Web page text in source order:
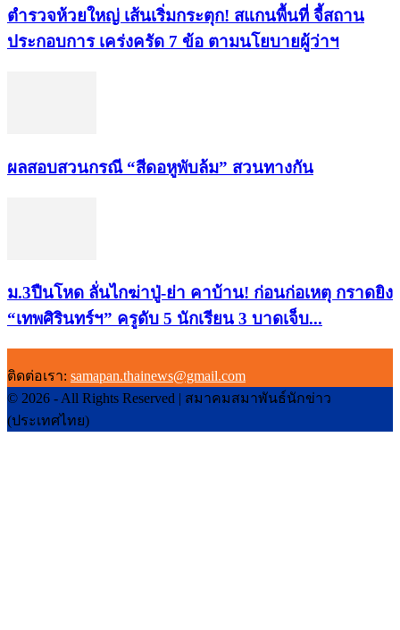
ตำรวจห้วยใหญ่ เส้นเริ่มกระตุก! สแกนพื้นที่ จี้สถาน
ประกอบการ เคร่งครัด 7 ข้อ ตามนโยบายผู้ว่าฯ
ผลสอบสวนกรณี “สีดอหูพับล้ม” สวนทางกัน
ม.3ปืนโหด ลั่นไกฆ่าปู่-ย่า คาบ้าน! ก่อนก่อเหตุ กราดยิง
“เทพศิรินทร์ฯ” ครูดับ 5 นักเรียน 3 บาดเจ็บ...
ติดต่อเรา: samapan.thainews@gmail.com
© 2026 - All Rights Reserved | สมาคมสมาพันธ์นักข่าว
(ประเทศไทย)